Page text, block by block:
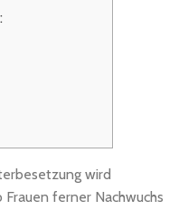
wird
ferner Nachwuchs